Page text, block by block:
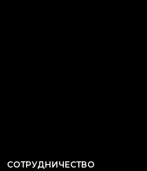
СОТРУДНИЧЕСТВО